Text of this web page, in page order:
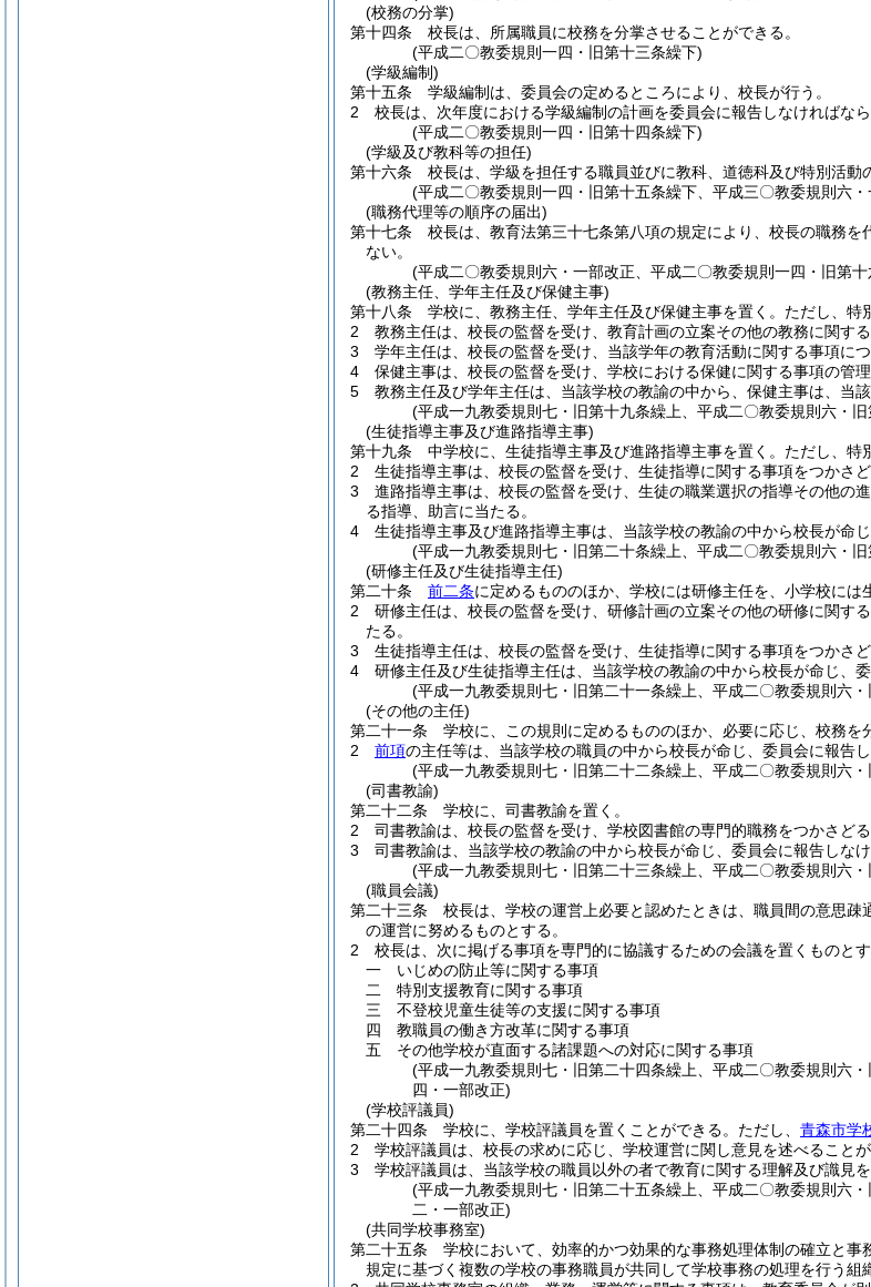
(校務の分掌)
第十四条
校長は、所属職員に校務を分掌させることができる。
(平成二〇教委規則一四・旧第十三条繰下)
(学級編制)
第十五条
学級編制は、委員会の定めるところにより、校長が行う。
2
校長は、次年度における学級編制の計画を委員会に報告しなければなら
(平成二〇教委規則一四・旧第十四条繰下)
(学級及び教科等の担任)
第十六条
校長は、学級を担任する職員並びに教科、道徳科及び特別活動
(平成二〇教委規則一四・旧第十五条繰下、平成三〇教委規則六
(職務代理等の順序の届出)
第十七条
校長は、教育法第三十七条第八項の規定により、校長の職務
ない。
(平成二〇教委規則六・一部改正、平成二〇教委規則一四・旧第
(教務主任、学年主任及び保健主事)
第十八条
学校に、教務主任、学年主任及び保健主事を置く。 ただし、特
2
教務主任は、校長の監督を受け、教育計画の立案その他の教務に関す
3
学年主任は、校長の監督を受け、当該学年の教育活動に関する事項に
4
保健主事は、校長の監督を受け、学校における保健に関する事項の管理
5
教務主任及び学年主任は、当該学校の教諭の中から、保健主事は、当
(平成一九教委規則七・旧第十九条繰上、平成二〇教委規則六・
(生徒指導主事及び進路指導主事)
第十九条
中学校に、生徒指導主事及び進路指導主事を置く。 ただし、特
2
生徒指導主事は、校長の監督を受け、生徒指導に関する事項をつかさ
3
進路指導主事は、校長の監督を受け、生徒の職業選択の指導その他の
る指導、助言に当たる。
4
生徒指導主事及び進路指導主事は、当該学校の教諭の中から校長が命
(平成一九教委規則七・旧第二十条繰上、平成二〇教委規則六・
(研修主任及び生徒指導主任)
第二十条
前二条に定めるもののほか、学校には研修主任を、小学校には
2
研修主任は、校長の監督を受け、研修計画の立案その他の研修に関す
たる。
3
生徒指導主任は、校長の監督を受け、生徒指導に関する事項をつかさ
4
研修主任及び生徒指導主任は、当該学校の教諭の中から校長が命じ、
(平成一九教委規則七・旧第二十一条繰上、平成二〇教委規則六
(その他の主任)
第二十一条
学校に、この規則に定めるもののほか、必要に応じ、校務を
2
前項の主任等は、当該学校の職員の中から校長が命じ、委員会に報告し
(平成一九教委規則七・旧第二十二条繰上、平成二〇教委規則六
(司書教諭)
第二十二条
学校に、司書教諭を置く。
2
司書教諭は、校長の監督を受け、学校図書館の専門的職務をつかさどる
3
司書教諭は、当該学校の教諭の中から校長が命じ、委員会に報告しなけ
(平成一九教委規則七・旧第二十三条繰上、平成二〇教委規則六
(職員会議)
第二十三条
校長は、学校の運営上必要と認めたときは、職員間の意思
の運営に努めるものとする。
2
校長は、次に掲げる事項を専門的に協議するための会議を置くものとす
一
いじめの防止等に関する事項
二
特別支援教育に関する事項
三
不登校児童生徒等の支援に関する事項
四
教職員の働き方改革に関する事項
五
その他学校が直面する諸課題への対応に関する事項
(平成一九教委規則七・旧第二十四条繰上、平成二〇教委規則六
四・一部改正)
(学校評議員)
第二十四条
学校に、学校評議員を置くことができる。 ただし、 青森市学
2
学校評議員は、校長の求めに応じ、学校運営に関し意見を述べることが
3
学校評議員は、当該学校の職員以外の者で教育に関する理解及び識見
(平成一九教委規則七・旧第二十五条繰上、平成二〇教委規則六
二・一部改正)
(共同学校事務室)
第二十五条
学校において、効率的かつ効果的な事務処理体制の確立と
規定に基づく複数の学校の事務職員が共同して学校事務の処理を行う組